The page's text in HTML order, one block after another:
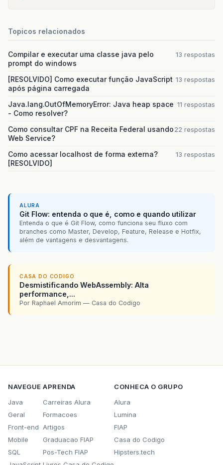
Topicos relacionados
Compilar e executar uma classe java pelo
prompt do windows
13 respostas
[RESOLVIDO] Como executar função JavaScript
após página carregada
13 respostas
Java.lang.OutOfMemoryError: Java heap space
- Como resolver?
11 respostas
Como consultar CPF na Receita Federal usando
Web Service?
22 respostas
Como acessar localhost de forma externa?
[RESOLVIDO]
13 respostas
ALURA
Git Flow: entenda o que é, como e quando utilizar
Entenda o que é Git Flow, como funciona seu fluxo com
branches como Master, Develop, Feature, Release e Hotfix,
além de vantagens e desvantagens.
CASA DO CODIGO
Desmistificando WebAssembly: Alta
performance,...
Por Raphael Amorim — Casa do Codigo
NAVEGUE
Java
Geral
Front-end
Mobile
SQL
APRENDA
Carreiras Alura
Formacoes
Artigos
Graduacao FIAP
Pos-Tech FIAP
CONHECA O GRUPO
Alura
Lumina
FIAP
Casa do Codigo
Hipsters.tech